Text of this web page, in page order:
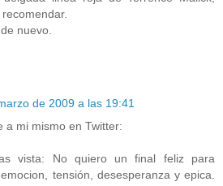
nuevo.
de 2009 a las 19:41
a mi mismo en Twitter:
vista: No quiero un final feliz para
tensión, desesperanza y epica.